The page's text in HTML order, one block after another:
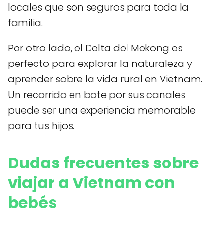
locales que son seguros para toda la
familia.
Por otro lado, el Delta del Mekong es
perfecto para explorar la naturaleza y
aprender sobre la vida rural en Vietnam.
Un recorrido en bote por sus canales
puede ser una experiencia memorable
para tus hijos.
Dudas frecuentes sobre
viajar a Vietnam con
bebés